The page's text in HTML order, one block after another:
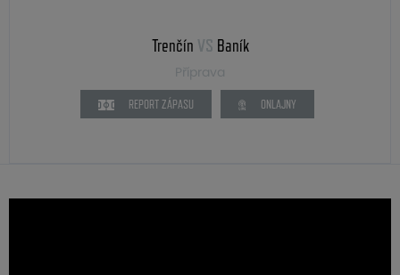
Trenčín VS Baník
Příprava
REPORT ZÁPASU ONLAJNY